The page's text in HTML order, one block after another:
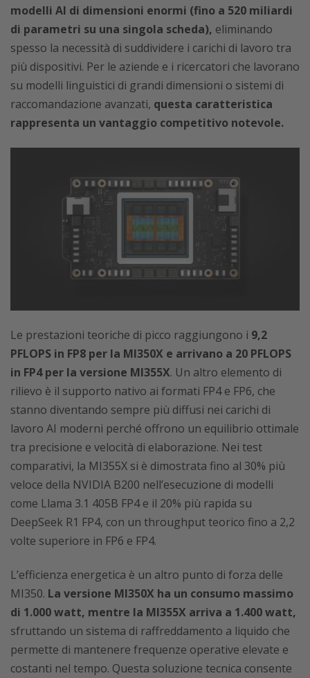
modelli AI di dimensioni enormi (fino a 520 miliardi
di parametri su una singola scheda), eliminando
spesso la necessità di suddividere i carichi di lavoro tra
più dispositivi. Per le aziende e i ricercatori che lavorano
su modelli linguistici di grandi dimensioni o sistemi di
raccomandazione avanzati, questa caratteristica
rappresenta un vantaggio competitivo notevole.
Le prestazioni teoriche di picco raggiungono i 9,2
PFLOPS in FP8 per la MI350X e arrivano a 20 PFLOPS
in FP4 per la versione MI355X. Un altro elemento di
rilievo è il supporto nativo ai formati FP4 e FP6, che
stanno diventando sempre più diffusi nei carichi di
lavoro AI moderni perché offrono un equilibrio ottimale
tra precisione e velocità di elaborazione. Nei test
comparativi, la MI355X si è dimostrata fino al 30% più
veloce della NVIDIA B200 nell’esecuzione di modelli
come Llama 3.1 405B FP4 e il 20% più rapida su
DeepSeek R1 FP4, con un throughput teorico fino a 2,2
volte superiore in FP6 e FP4.
L’efficienza energetica è un altro punto di forza delle
MI350. La versione MI350X ha un consumo massimo
di 1.000 watt, mentre la MI355X arriva a 1.400 watt,
sfruttando un sistema di raffreddamento a liquido che
permette di mantenere frequenze operative elevate e
costanti nel tempo. Questa soluzione tecnica consente